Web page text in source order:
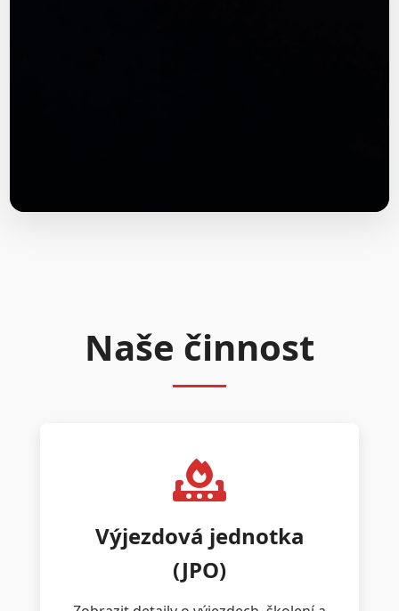
Naše činnost
Výjezdová jednotka
(JPO)